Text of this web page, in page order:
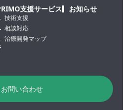
支援サービス
技術支援
相談対応
治療開発マップ
お知らせ
お問い合わせ